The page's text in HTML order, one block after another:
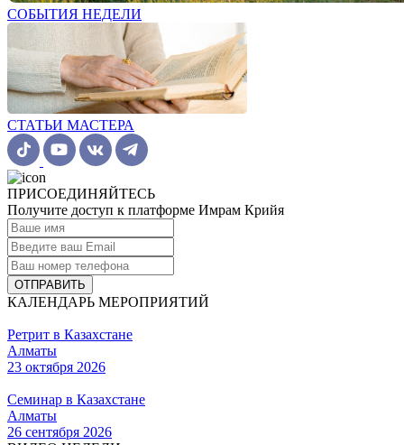
СОБЫТИЯ НЕДЕЛИ
СТАТЬИ МАСТЕРА
ПРИСОЕДИНЯЙТЕСЬ
Получите доступ к платформе Имрам Крийя
ОТПРАВИТЬ
КАЛЕНДАРЬ МЕРОПРИЯТИЙ
Ретрит в Казахстане
Алматы
23 октября 2026
Семинар в Казахстане
Алматы
26 сентября 2026